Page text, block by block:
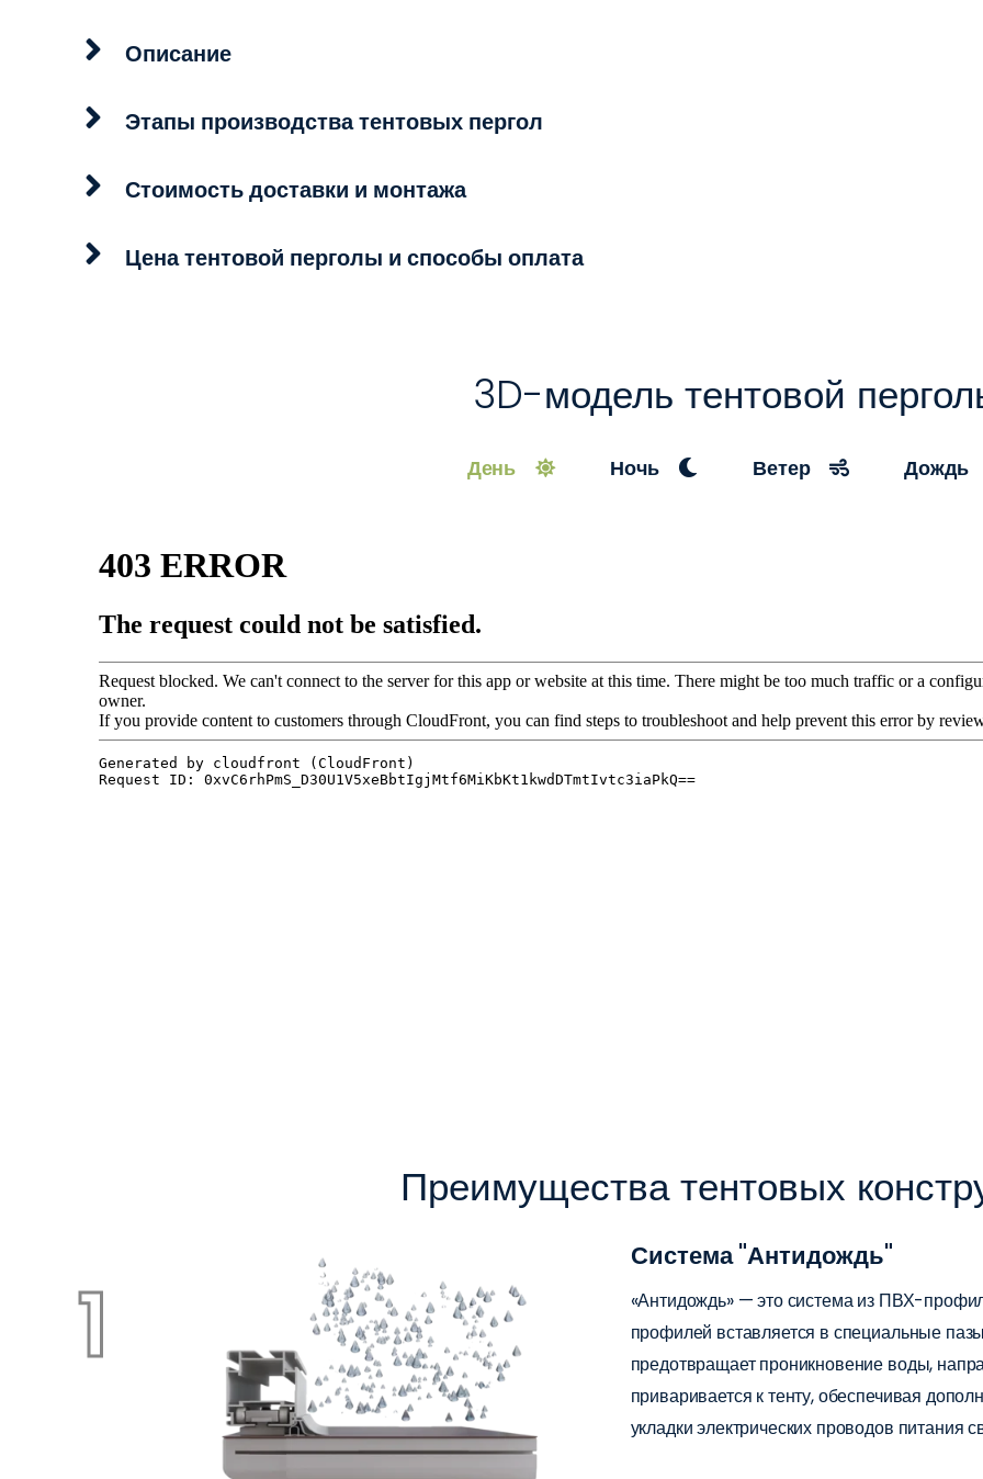
Описание
Этапы производства тентовых пергол
Стоимость доставки и монтажа
Цена тентовой перголы и способы оплата
3D-модель тентовой
День Ночь Ветер
Преимущества тентовых
1
Система "Антидождь"
«Антидождь» — это система из ПВХ-
профилей вставляется в специальные
предотвращает проникновение воды,
приваривается к тенту, обеспечивая
укладки электрических проводов питания